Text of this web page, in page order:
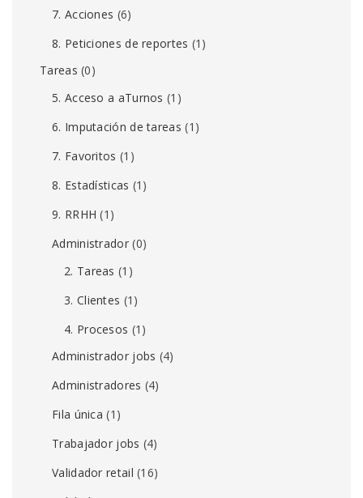
7. Acciones (6)
8. Peticiones de reportes (1)
Tareas (0)
5. Acceso a aTurnos (1)
6. Imputación de tareas (1)
7. Favoritos (1)
8. Estadísticas (1)
9. RRHH (1)
Administrador(0)
2. Tareas (1)
3. Clientes (1)
4. Procesos (1)
Administrador jobs (4)
Administradores (4)
Fila única (1)
Trabajador jobs (4)
Validador retail (16)